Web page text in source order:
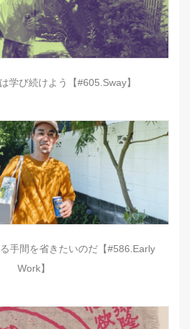
学び続けよう【#605.Sway】
手間を省きたいのだ【#586.Early
Work】